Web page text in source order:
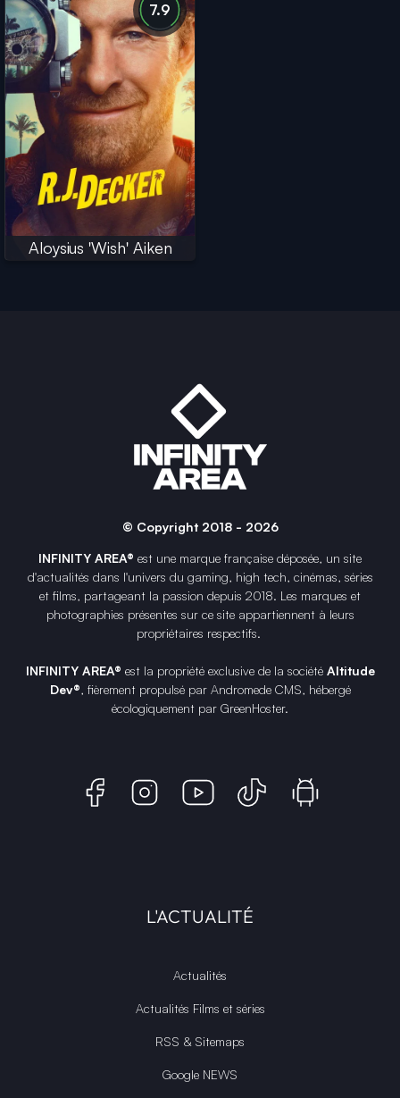
7.9
Aloysius 'Wish' Aiken
© Copyright 2018 - 2026
INFINITY AREA® est une marque française déposée, un site
d'actualités dans l'univers du gaming, high tech, cinémas, séries
et films, partageant la passion depuis 2018. Les marques et
photographies présentes sur ce site appartiennent à leurs
propriétaires respectifs.
INFINITY AREA® est la propriété exclusive de la société Altitude
Dev®, fièrement propulsé par Andromede CMS, hébergé
écologiquement par GreenHoster.
L'ACTUALITÉ
Actualités
Actualités Films et séries
RSS & Sitemaps
Google NEWS